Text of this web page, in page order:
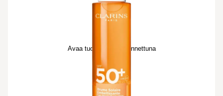
Avaa tuotekuva suurennettuna